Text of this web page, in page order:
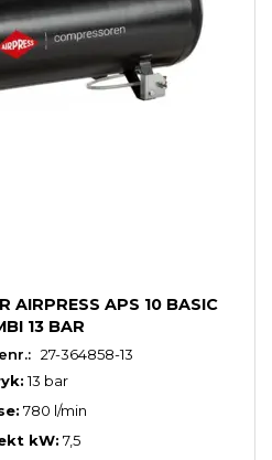
AIRPRESS APS 10 BASIC
13 BAR
27-364858-13
13 bar
780 l/min
kW: 7,5